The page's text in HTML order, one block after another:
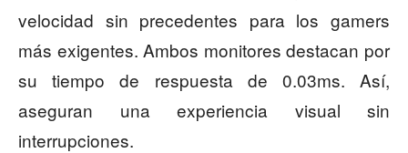
velocidad sin precedentes para los gamers
más exigentes. Ambos monitores destacan por
su tiempo de respuesta de 0.03ms. Así,
aseguran una experiencia visual sin
interrupciones.